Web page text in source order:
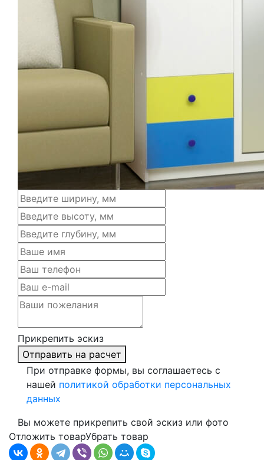
Прикрепить эскиз
Отправить на расчет
При отправке формы, вы соглашаетесь с
нашей политикой обработки персональных
данных
Вы можете прикрепить свой эскиз или фото
Отложить товарУбрать товар